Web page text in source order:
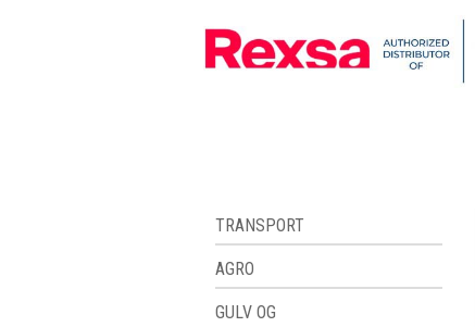
TRANSPORT
AGRO
GULV OG